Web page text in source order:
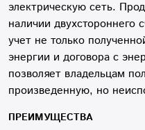
электрическую сеть.
наличии двухстороннего
учет не только
энергии и договора с
позволяет владельцам
произведенную, но
ПРЕИМУЩЕСТВА